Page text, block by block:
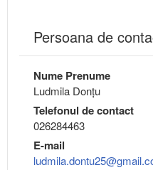
Persoana de
Nume Prenume
Ludmila Donțu
Telefonul de contact
026284463
E-mail